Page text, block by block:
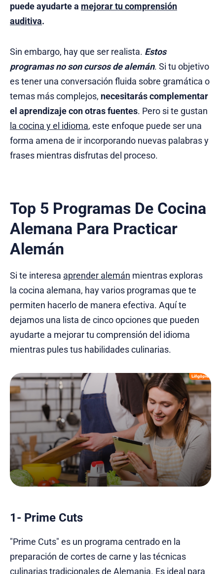
puede ayudarte a mejorar tu comprensión
auditiva.
Sin embargo, hay que ser realista. Estos
programas no son cursos de alemán. Si tu objetivo
es tener una conversación fluida sobre gramática o
temas más complejos, necesitarás complementar
el aprendizaje con otras fuentes. Pero si te gustan
la cocina y el idioma, este enfoque puede ser una
forma amena de ir incorporando nuevas palabras y
frases mientras disfrutas del proceso.
Top 5 Programas De Cocina
Alemana Para Practicar
Alemán
Si te interesa aprender alemán mientras exploras
la cocina alemana, hay varios programas que te
permiten hacerlo de manera efectiva. Aquí te
dejamos una lista de cinco opciones que pueden
ayudarte a mejorar tu comprensión del idioma
mientras pules tus habilidades culinarias.
1- Prime Cuts
"Prime Cuts" es un programa centrado en la
preparación de cortes de carne y las técnicas
culinarias tradicionales de Alemania. Es ideal para